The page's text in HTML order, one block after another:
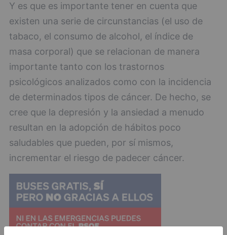
Y es que es importante tener en cuenta que
existen una serie de circunstancias (el uso de
tabaco, el consumo de alcohol, el índice de
masa corporal) que se relacionan de manera
importante tanto con los trastornos
psicológicos analizados como con la incidencia
de determinados tipos de cáncer. De hecho, se
cree que la depresión y la ansiedad a menudo
resultan en la adopción de hábitos poco
saludables que pueden, por sí mismos,
incrementar el riesgo de padecer cáncer.